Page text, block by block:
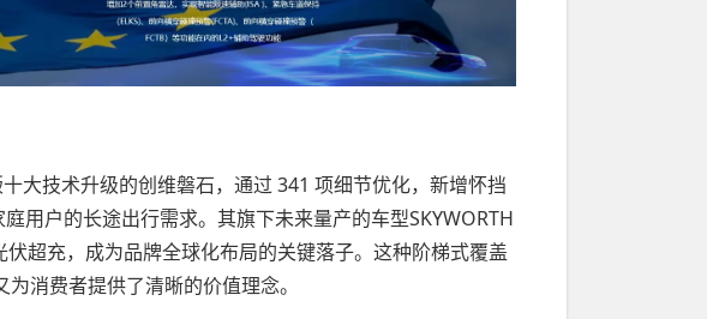
大技术升级的创维磐石，通过 341 项细节优化，新增怀挡
用户的长途出行需求。其旗下未来量产的车型SKYWORTH
超充，成为品牌全球化布局的关键落子。这种阶梯式覆盖
消费者提供了清晰的价值理念。